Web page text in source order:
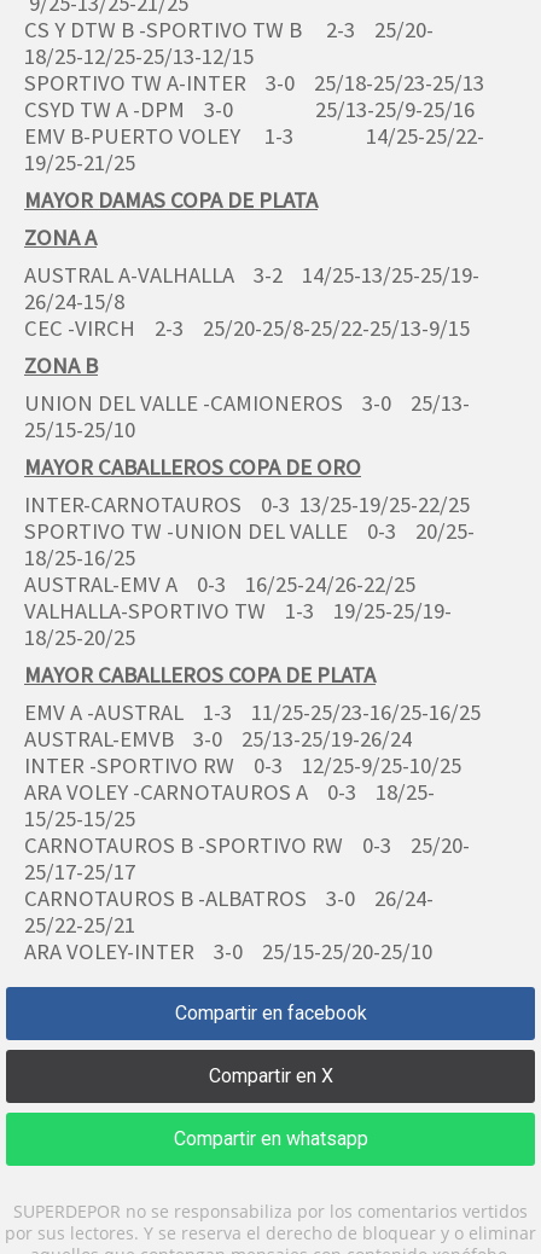
CS Y DTW B -SPORTIVO TW B 2-3 25/20-
18/25-12/25-25/13-12/15
SPORTIVO TW A-INTER 3-0 25/18-25/23-25/13
CSYD TW A -DPM 3-0 25/13-25/9-25/16
EMV B-PUERTO VOLEY 1-3 14/25-25/22-
19/25-21/25
MAYOR DAMAS COPA DE PLATA
ZONA A
AUSTRAL A-VALHALLA 3-2 14/25-13/25-25/19-
26/24-15/8
CEC -VIRCH 2-3 25/20-25/8-25/22-25/13-9/15
ZONA B
UNION DEL VALLE -CAMIONEROS 3-0 25/13-
25/15-25/10
MAYOR CABALLEROS COPA DE ORO
INTER-CARNOTAUROS 0-3 13/25-19/25-22/25
SPORTIVO TW -UNION DEL VALLE 0-3 20/25-
18/25-16/25
AUSTRAL-EMV A 0-3 16/25-24/26-22/25
VALHALLA-SPORTIVO TW 1-3 19/25-25/19-
18/25-20/25
MAYOR CABALLEROS COPA DE PLATA
EMV A -AUSTRAL 1-3 11/25-25/23-16/25-16/25
AUSTRAL-EMVB 3-0 25/13-25/19-26/24
INTER -SPORTIVO RW 0-3 12/25-9/25-10/25
ARA VOLEY -CARNOTAUROS A 0-3 18/25-
15/25-15/25
CARNOTAUROS B -SPORTIVO RW 0-3 25/20-
25/17-25/17
CARNOTAUROS B -ALBATROS 3-0 26/24-
25/22-25/21
ARA VOLEY-INTER 3-0 25/15-25/20-25/10
Compartir en facebook
Compartir en X
Compartir en whatsapp
SUPERDEPOR no se responsabiliza por los comentarios vertidos
por sus lectores. Y se reserva el derecho de bloquear y o eliminar